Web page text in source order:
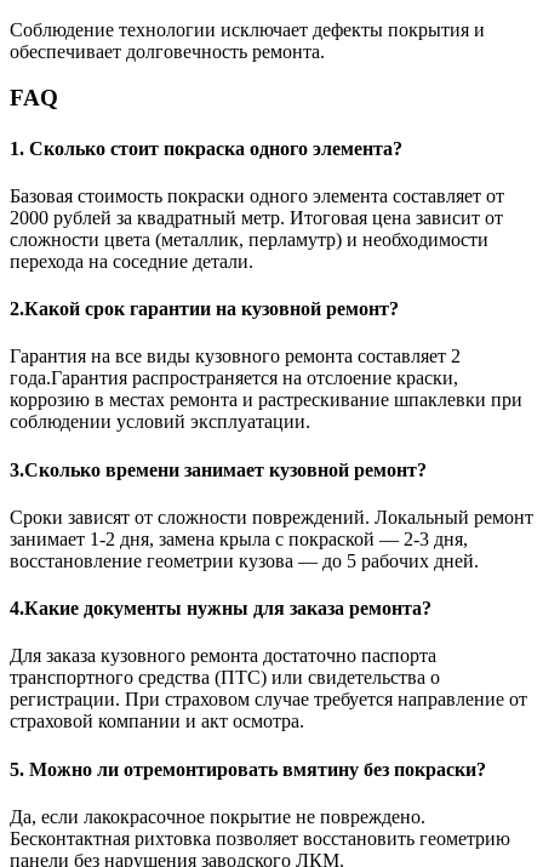
Соблюдение технологии исключает дефекты покрытия и
обеспечивает долговечность ремонта.
FAQ
1. Сколько стоит покраска одного элемента?
Базовая стоимость покраски одного элемента составляет от
2000 рублей за квадратный метр. Итоговая цена зависит от
сложности цвета (металлик, перламутр) и необходимости
перехода на соседние детали.
2.Какой срок гарантии на кузовной ремонт?
Гарантия на все виды кузовного ремонта составляет 2
года.Гарантия распространяется на отслоение краски,
коррозию в местах ремонта и растрескивание шпаклевки при
соблюдении условий эксплуатации.
3.Сколько времени занимает кузовной ремонт?
Сроки зависят от сложности повреждений. Локальный ремонт
занимает 1-2 дня, замена крыла с покраской — 2-3 дня,
восстановление геометрии кузова — до 5 рабочих дней.
4.Какие документы нужны для заказа ремонта?
Для заказа кузовного ремонта достаточно паспорта
транспортного средства (ПТС) или свидетельства о
регистрации. При страховом случае требуется направление от
страховой компании и акт осмотра.
5. Можно ли отремонтировать вмятину без покраски?
Да, если лакокрасочное покрытие не повреждено.
Бесконтактная рихтовка позволяет восстановить геометрию
панели без нарушения заводского ЛКМ.